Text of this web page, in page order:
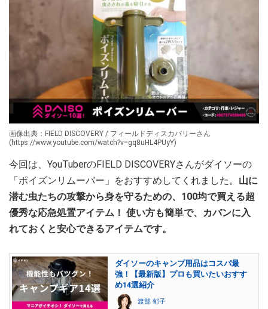
画像出典：FIELD DISCOVERY / フィールドディスカバリーさん
(https://www.youtube.com/watch?v=gq8uHL4PUyY)
今回は、YouTuberのFIELD DISCOVERYさんがダイソーの
「ポイズンリムーバー」をおすすめしてくれました。 山に
潜む虫たちの攻撃から身を守るための、100均で買える超
優秀な応急処置アイテム！ 使い方も簡単で、カバンに入
れておくと安心できるアイテムです。
ダイソーのキャンプ用品はコスパ最
強！【最新版】プロも買いたいおすす
め14選紹介
渡部 郁子